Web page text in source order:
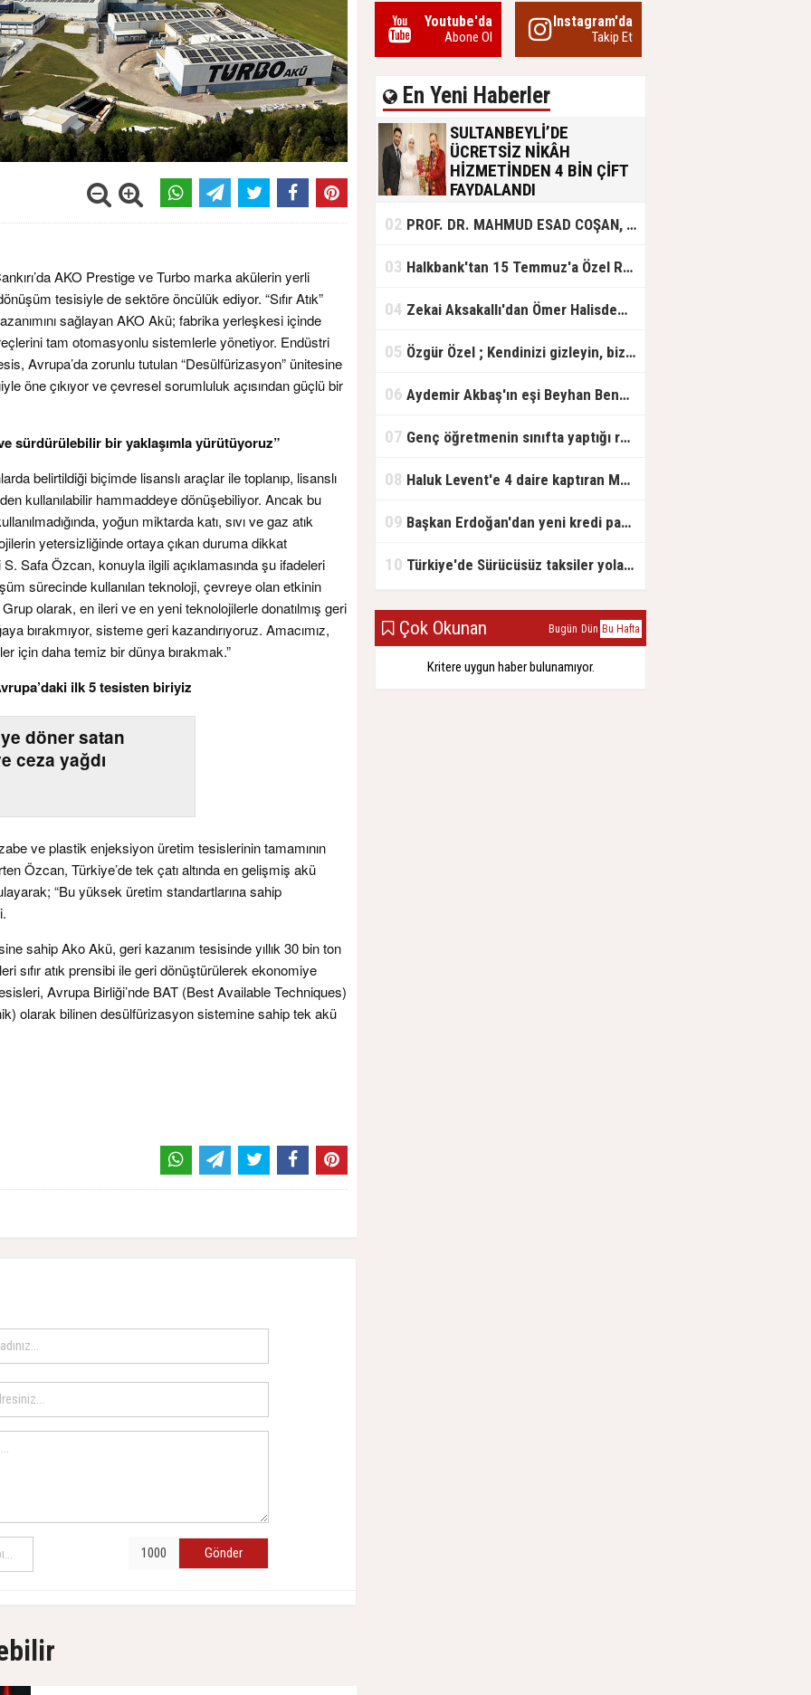
AKO Prestige ve Turbo marka akülerin yerli
tesisiyle de sektöre öncülük ediyor. “Sıfır Atık”
sağlayan AKO Akü; fabrika yerleşkesi içinde
tam otomasyonlu sistemlerle yönetiyor. Endüstri
Avrupa’da zorunlu tutulan “Desülfürizasyon” ünitesine
öne çıkıyor ve çevresel sorumluluk açısından güçlü bir
sürdürülebilir bir yaklaşımla yürütüyoruz”
belirtildiği biçimde lisanslı araçlar ile toplanıp, lisanslı
kullanılabilir hammaddeye dönüşebiliyor. Ancak bu
yoğun miktarda katı, sıvı ve gaz atık
yetersizliğinde ortaya çıkan duruma dikkat
Safa Özcan, konuyla ilgili açıklamasında şu ifadeleri
sürecinde kullanılan teknoloji, çevreye olan etkinin
olarak, en ileri ve en yeni teknolojilerle donatılmış geri
bırakmıyor, sisteme geri kazandırıyoruz. Amacımız,
için daha temiz bir dünya bırakmak.”
ilk 5 tesisten biriyiz
döner satan
ceza yağdı
ve plastik enjeksiyon üretim tesislerinin tamamının
Özcan, Türkiye’de tek çatı altında en gelişmiş akü
“Bu yüksek üretim standartlarına sahip
sahip Ako Akü, geri kazanım tesisinde yıllık 30 bin ton
sıfır atık prensibi ile geri dönüştürülerek ekonomiye
Avrupa Birliği’nde BAT (Best Available Techniques)
olarak bilinen desülfürizasyon sistemine sahip tek akü
Gönder
Youtube'da
Abone Ol
Instagram'da
Takip Et
En Yeni Haberler
SULTANBEYLİ’DE
ÜCRETSİZ NİKÂH
HİZMETİNDEN 4 BİN ÇİFT
FAYDALANDI
olan gençlere destek amacıyla
başlattığı ücretsiz nikâh hizmetini
başlattıklarını belirten Sultanbeyli
ücretsiz hizmet vermenin
02 PROF. DR. MAHMUD ESAD COŞAN, DOĞUMUNUN HİCRÎ 91. YILINDA ELAZIĞ'DA YÂD EDİLECEK
03 Halkbank'tan 15 Temmuz'a Özel Reklam Filmi: "İrade Bizim, Zafer Bizim"
04 Zekai Aksakallı'dan Ömer Halisdemir'e 'vefa' ziyareti!
05 Özgür Özel ; Kendinizi gizleyin, bizden işaret bekleyin
06 Aydemir Akbaş'ın eşi Beyhan Benek Akbaş hayatını kaybetti
07 Genç öğretmenin sınıfta yaptığı rezil paylaşım
08 Haluk Levent'e 4 daire kaptıran Müteahhit soluğu savcılıkta aldı
09 Başkan Erdoğan'dan yeni kredi paketi müjdesi: 6 ay geri ödemesiz, 36 ay vadeli
10 Türkiye'de Sürücüsüz taksiler yola çıkmaya hazırlanıyor
Çok Okunan Bugün Dün Bu Hafta
Kritere uygun haber bulunamıyor.